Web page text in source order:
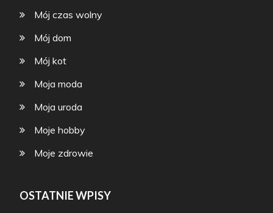
Mój czas wolny
Mój dom
Mój kot
Moja moda
Moja uroda
Moje hobby
Moje zdrowie
OSTATNIE WPISY